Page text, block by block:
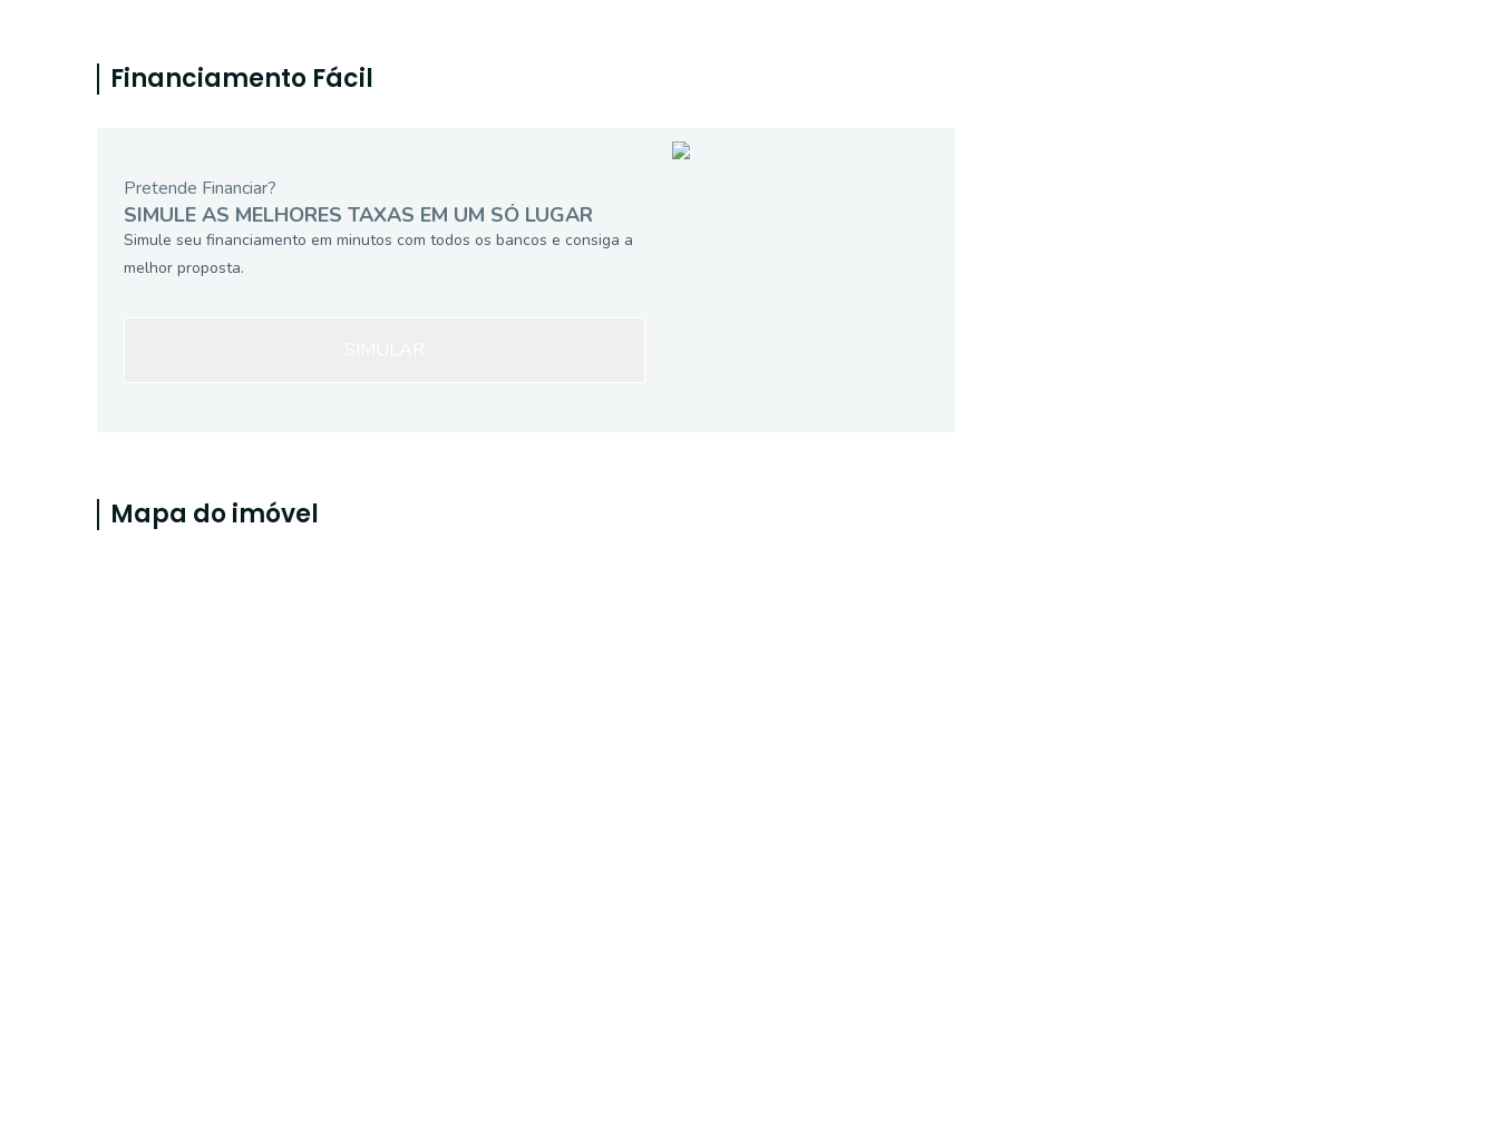
Financiamento Fácil
Pretende Financiar?
SIMULE AS MELHORES TAXAS EM UM SÓ LUGAR
Simule seu financiamento em minutos com todos os bancos e consiga a
melhor proposta.
Mapa do imóvel